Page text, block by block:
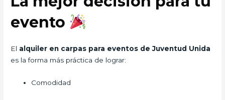
evento
El alquiler en carpas para eventos de Juventud Unida
es la forma más práctica de lograr:
Comodidad